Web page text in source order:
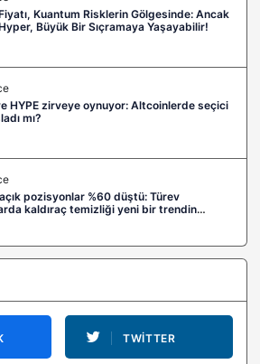
Kuantum Risklerin Gölgesinde: Ancak
Büyük Bir Sıçramaya Yaşayabilir!
HYPE zirveye oynuyor: Altcoinlerde seçici
mı?
açık pozisyonlar %60 düştü: Türev
kaldıraç temizliği yeni bir trendin
TWITTER